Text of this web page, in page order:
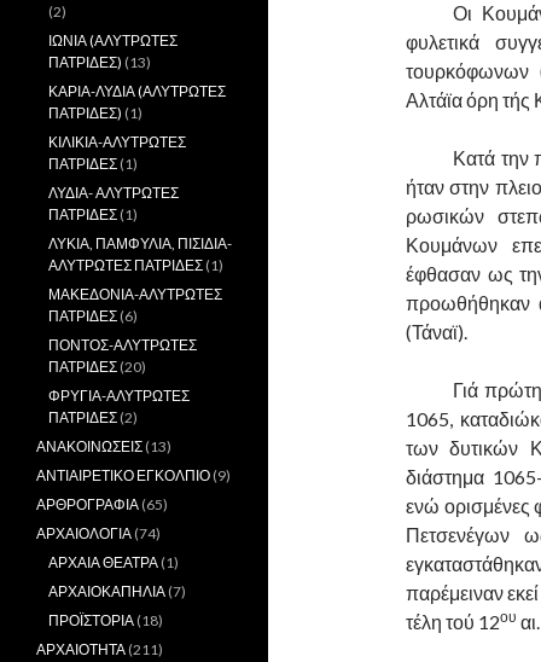
Οι
φυλετικά
τουρκόφωνων
Αλτάϊα όρη τής
Κατά την
ήταν στην
ρωσικών
Κουμάνων
έφθασαν ως
προωθήθηκαν
(Τάναϊ).
Γιά
1065,
των δυτικών
διάστημα
ενώ ορισμένες
Πετσενέγων
παρέμειναν
τέλη τού 12ου αι.
(2)
ΙΩΝΙΑ (ΑΛΥΤΡΩΤΕΣ
ΠΑΤΡΙΔΕΣ) (13)
ΚΑΡΙΑ-ΛΥΔΙΑ (ΑΛΥΤΡΩΤΕΣ
ΠΑΤΡΙΔΕΣ) (1)
ΚΙΛΙΚΙΑ-ΑΛΥΤΡΩΤΕΣ
ΠΑΤΡΙΔΕΣ (1)
ΛΥΔΙΑ- ΑΛΥΤΡΩΤΕΣ
ΠΑΤΡΙΔΕΣ (1)
ΛΥΚΙΑ, ΠΑΜΦΥΛΙΑ, ΠΙΣΙΔΙΑ-
ΑΛΥΤΡΩΤΕΣ ΠΑΤΡΙΔΕΣ (1)
ΜΑΚΕΔΟΝΙΑ-ΑΛΥΤΡΩΤΕΣ
ΠΑΤΡΙΔΕΣ (6)
ΠΟΝΤΟΣ-ΑΛΥΤΡΩΤΕΣ
ΠΑΤΡΙΔΕΣ (20)
ΦΡΥΓΙΑ-ΑΛΥΤΡΩΤΕΣ
ΠΑΤΡΙΔΕΣ (2)
ΑΝΑΚΟΙΝΩΣΕΙΣ (13)
ΑΝΤΙΑΙΡΕΤΙΚΟ ΕΓΚΟΛΠΙΟ (9)
ΑΡΘΡΟΓΡΑΦΙΑ (65)
ΑΡΧΑΙΟΛΟΓΙΑ (74)
ΑΡΧΑΙΑ ΘΕΑΤΡΑ (1)
ΑΡΧΑΙΟΚΑΠΗΛΙΑ (7)
ΠΡΟΪΣΤΟΡΙΑ (18)
ΑΡΧΑΙΟΤΗΤΑ (211)